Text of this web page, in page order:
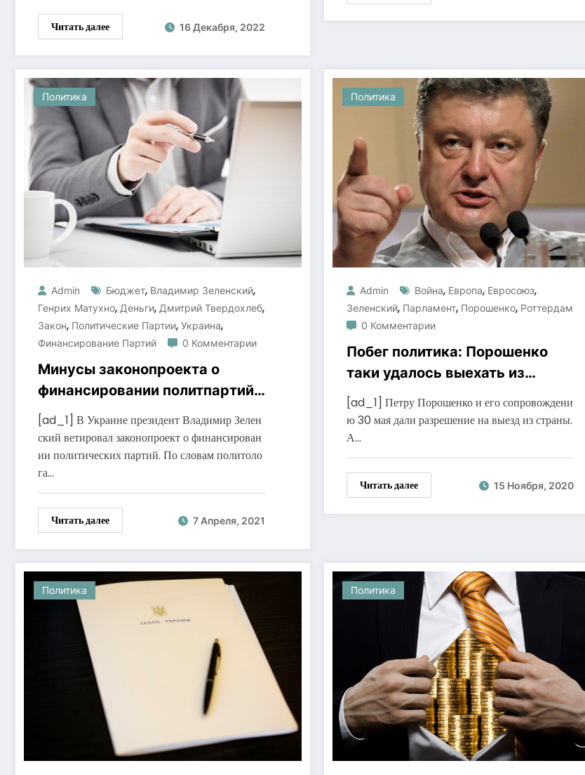
Читать далее 16 Декабря, 2022
Политика
Admin Бюджет, Владимир Зеленский,
Генрих Матухно, Деньги, Дмитрий Твердохлеб,
Закон, Политические Партии, Украина,
Финансирование Партий 0 Комментарии
Минусы законопроекта о
финансировании политпартий,
— эксперт
[ad_1] В Украине президент Владимир Зелен
ский ветировал законопроект о финансирован
ии политических партий. По словам политоло
га…
Читать далее 7 Апреля, 2021
Политика
Admin Война, Европа, Евросоюз,
Зеленский, Парламент, Порошенко, Роттердам
0 Комментарии
Побег политика: Порошенко
таки удалось выехать из
Украины
[ad_1] Петру Порошенко и его сопровождени
ю 30 мая дали разрешение на выезд из страны.
А…
Читать далее 15 Ноября, 2020
Политика Политика